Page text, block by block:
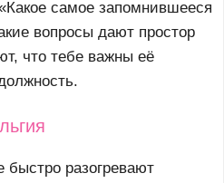
самое запомнившееся
вопросы дают простор
что тебе важны её
быстро разогревают